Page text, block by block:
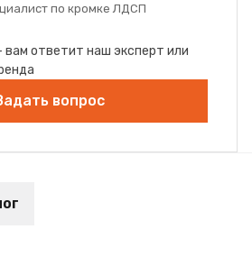
по кромке ЛДСП
ответит наш эксперт или
вопрос